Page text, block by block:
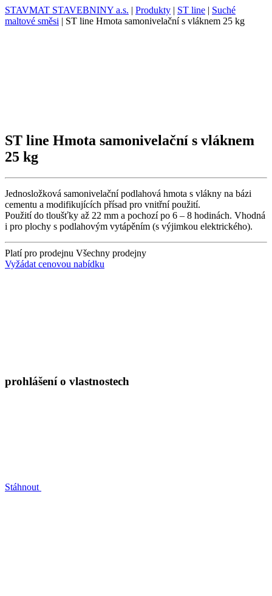
STAVMAT STAVEBNINY a.s. | Produkty | ST line | Suché
maltové směsi | ST line Hmota samonivelační s vláknem 25 kg
ST line Hmota samonivelační s vláknem
25 kg
Jednosložková samonivelační podlahová hmota s vlákny na bázi
cementu a modifikujících přísad pro vnitřní použití.
Použití do tloušťky až 22 mm a pochozí po 6 – 8 hodinách. Vhodná
i pro plochy s podlahovým vytápěním (s výjimkou elektrického).
Platí pro prodejnu Všechny prodejny
Vyžádat cenovou nabídku
prohlášení o vlastnostech
Stáhnout